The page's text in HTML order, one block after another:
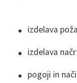
izdelava
izdelava
pogoji in